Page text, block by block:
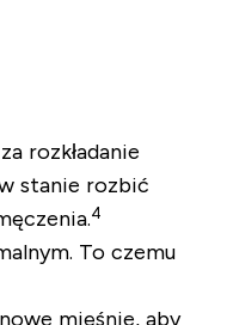
rozkładanie
stanie rozbić
4
To czemu
mięśnie, aby